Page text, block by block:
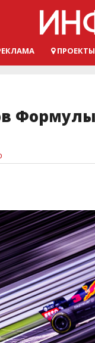
ПРОЕКТЫ